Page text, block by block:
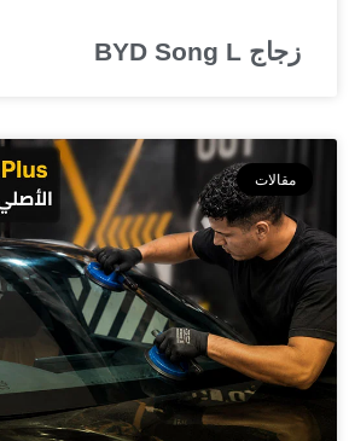
زجاج BYD Song L
مقالات